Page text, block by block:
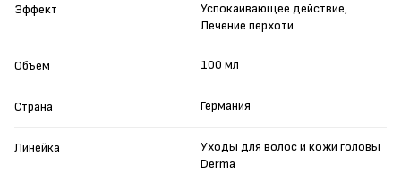
Эффект
Успокаивающее действие,
Лечение перхоти
Объем 100 мл
Страна Германия
Линейка
Уходы для волос и кожи головы
Derma